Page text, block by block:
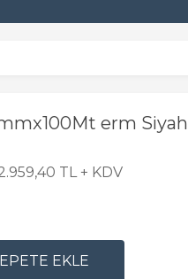
erm Siyah
TL + KDV